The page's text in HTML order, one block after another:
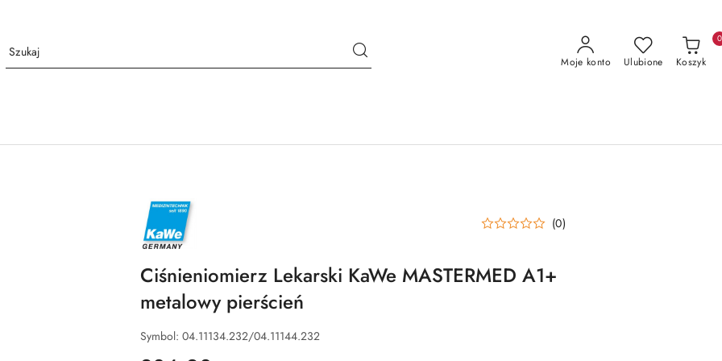
Moje konto Ulubione Koszyk
0
NAZWA
PRODUCENTA:
KAWE (0)
Ciśnieniomierz Lekarski KaWe MASTERMED A1+
metalowy pierścień
Symbol: 04.11134.232/04.11144.232